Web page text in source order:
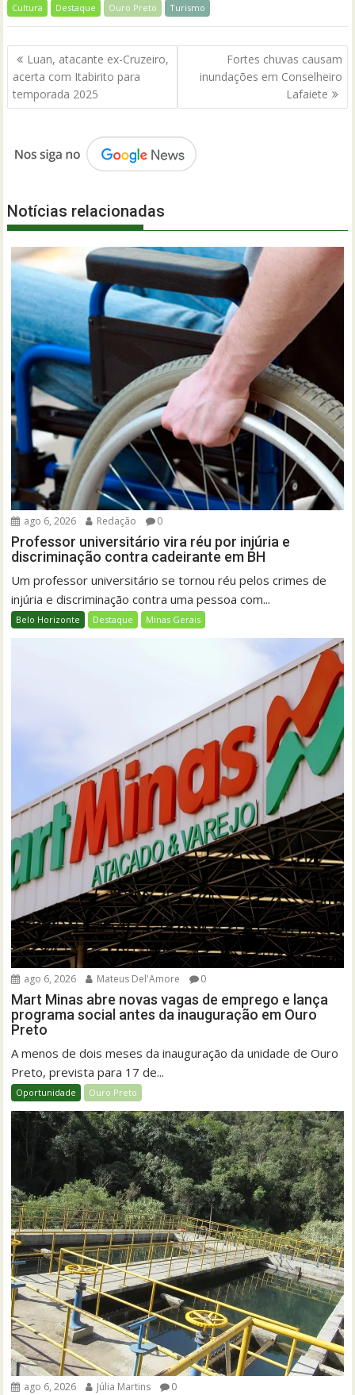
Cultura Destaque Ouro Preto Turismo
Navegação
de
Post
Luan, atacante ex-Cruzeiro,
acerta com Itabirito para
temporada 2025
Fortes chuvas causam
inundações em Conselheiro
Lafaiete
Notícias relacionadas
ago 6, 2026 Redação 0
Professor universitário vira réu por injúria e
discriminação contra cadeirante em BH
Um professor universitário se tornou réu pelos crimes de
injúria e discriminação contra uma pessoa com...
Belo Horizonte Destaque Minas Gerais
ago 6, 2026 Mateus Del'Amore 0
Mart Minas abre novas vagas de emprego e lança
programa social antes da inauguração em Ouro
Preto
A menos de dois meses da inauguração da unidade de Ouro
Preto, prevista para 17 de...
Oportunidade Ouro Preto
ago 6, 2026 Júlia Martins 0